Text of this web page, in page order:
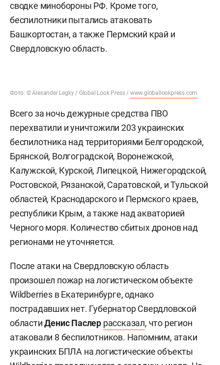
сводке минобороны РФ. Кроме того,
беспилотники пытались атаковать
Башкортостан, а также Пермский край и
Свердловскую область.
Фото: © Alexander Legky / Global Look Press / www.globallookpress.com
Всего за ночь дежурные средства ПВО
перехватили и уничтожили 203 украинских
беспилотника над территориями Белгородской,
Брянской, Волгоградской, Воронежской,
Калужской, Курской, Липецкой, Нижегородской,
Ростовской, Рязанской, Саратовской, и Тульской
областей, Краснодарского и Пермского краев,
республики Крым, а также над акваторией
Черного моря. Количество сбитых дронов над
регионами не уточняется.
После атаки на Свердловскую область
произошел пожар на логистическом объекте
Wildberries в Екатеринбурге, однако
пострадавших нет. Губернатор Свердловской
областиДенис Паслер рассказал, что регион
атаковали 8 беспилотников. Напомним, атаки
украинских БПЛА на логистические объекты